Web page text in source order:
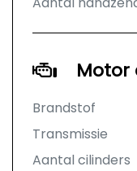
Motor
Brandstof
Transmissie
Aantal cilinders